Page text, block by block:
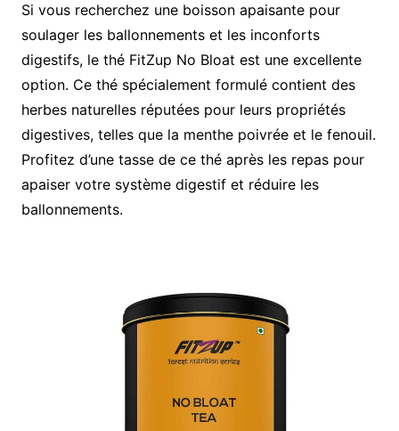
Si vous recherchez une boisson apaisante pour
soulager les ballonnements et les inconforts
digestifs, le thé FitZup No Bloat est une excellente
option. Ce thé spécialement formulé contient des
herbes naturelles réputées pour leurs propriétés
digestives, telles que la menthe poivrée et le fenouil.
Profitez d’une tasse de ce thé après les repas pour
apaiser votre système digestif et réduire les
ballonnements.